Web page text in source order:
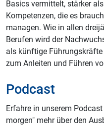
Basics vermittelt, stärker
Kompetenzen, die es
managen. Wie in allen
Berufen wird der
als künftige
zum Anleiten und Führen
Podcast
Erfahre in unserem
morgen" mehr über den